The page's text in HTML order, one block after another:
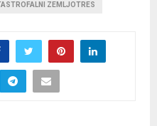
ZEMLJOTRES